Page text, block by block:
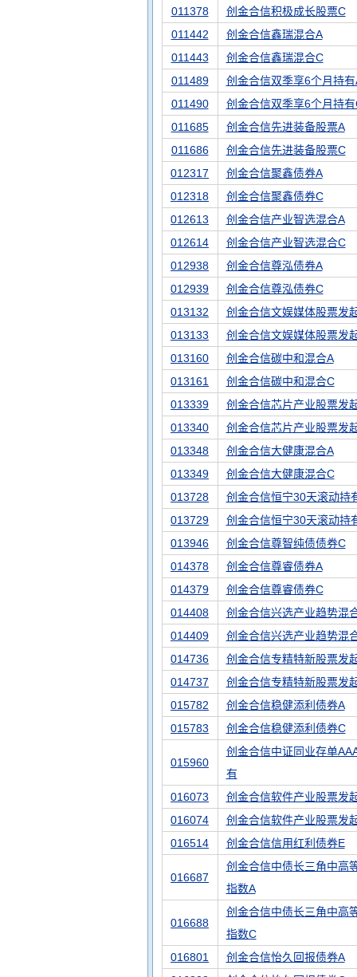
011378
创金合信积极成长股票C
011442
创金合信鑫瑞混合A
011443
创金合信鑫瑞混合C
011489
创金合信双季享6个月持有
011490
创金合信双季享6个月持有
011685
创金合信先进装备股票A
011686
创金合信先进装备股票C
012317
创金合信聚鑫债券A
012318
创金合信聚鑫债券C
012613
创金合信产业智选混合A
012614
创金合信产业智选混合C
012938
创金合信尊泓债券A
012939
创金合信尊泓债券C
013132
创金合信文娱媒体股票发
013133
创金合信文娱媒体股票发
013160
创金合信碳中和混合A
013161
创金合信碳中和混合C
013339
创金合信芯片产业股票发
013340
创金合信芯片产业股票发
013348
创金合信大健康混合A
013349
创金合信大健康混合C
013728
创金合信恒宁30天滚动持
013729
创金合信恒宁30天滚动持
013946
创金合信尊智纯债债券C
014378
创金合信尊睿债券A
014379
创金合信尊睿债券C
014408
创金合信兴选产业趋势混
014409
创金合信兴选产业趋势混
014736
创金合信专精特新股票发
014737
创金合信专精特新股票发
015782
创金合信稳健添利债券A
015783
创金合信稳健添利债券C
015960
创金合信中证同业存单
有
016073
创金合信软件产业股票发
016074
创金合信软件产业股票发
016514
创金合信信用红利债券E
016687
创金合信中债长三角中高
指数A
016688
创金合信中债长三角中高
指数C
016801
创金合信怡久回报债券A